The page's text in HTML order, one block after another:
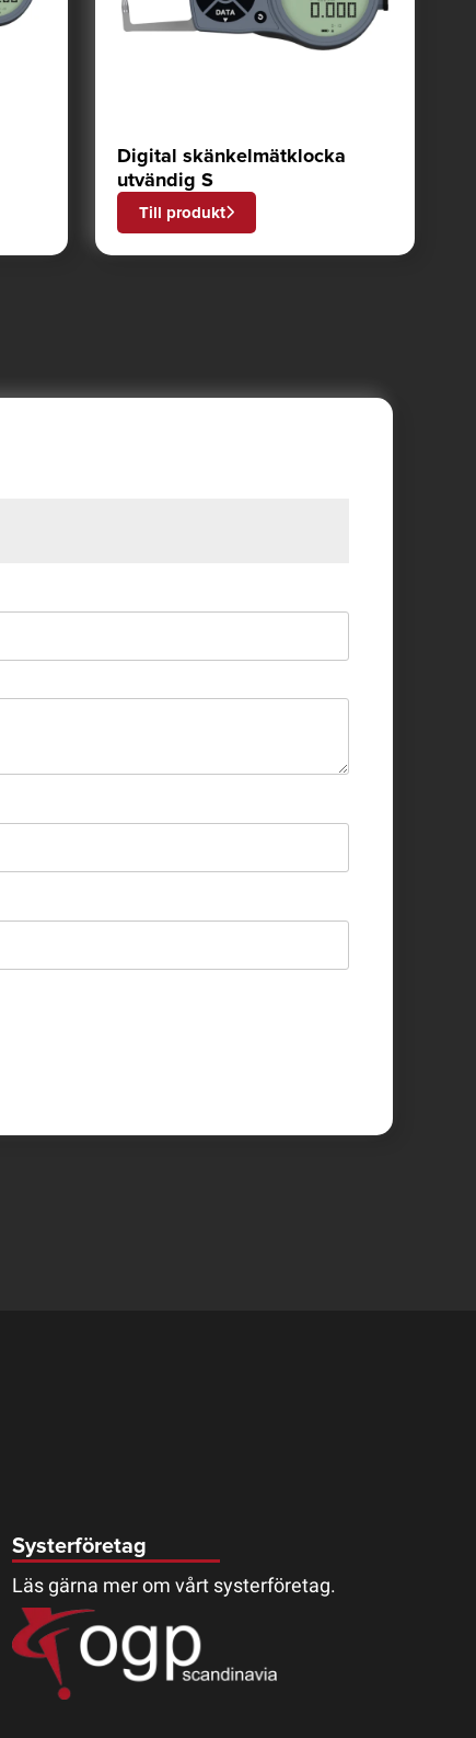
Digital skänkelmätklocka
utvändig S
Till produkt
Systerföretag
Läs gärna mer om vårt systerföretag.